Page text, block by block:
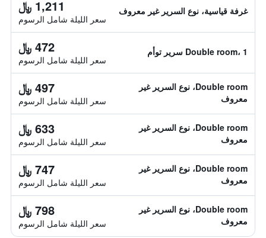
غرفة قياسية، نوع السرير غير معروف 1,211 ﷼
سعر الليلة شامل الرسوم
Double room، 1 سرير توأم 472 ﷼
سعر الليلة شامل الرسوم
Double room، نوع السرير غير
معروف
497 ﷼
سعر الليلة شامل الرسوم
Double room، نوع السرير غير
معروف
633 ﷼
سعر الليلة شامل الرسوم
Double room، نوع السرير غير
معروف
747 ﷼
سعر الليلة شامل الرسوم
Double room، نوع السرير غير
معروف
798 ﷼
سعر الليلة شامل الرسوم